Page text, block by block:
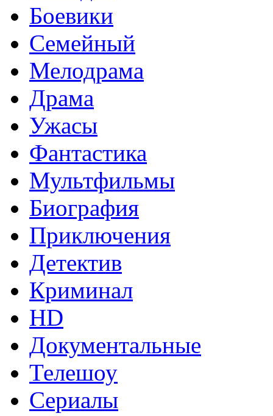
Боевики
Семейный
Мелодрама
Драма
Ужасы
Фантастика
Мультфильмы
Биография
Приключения
Детектив
Криминал
HD
Документальные
Телешоу
Сериалы